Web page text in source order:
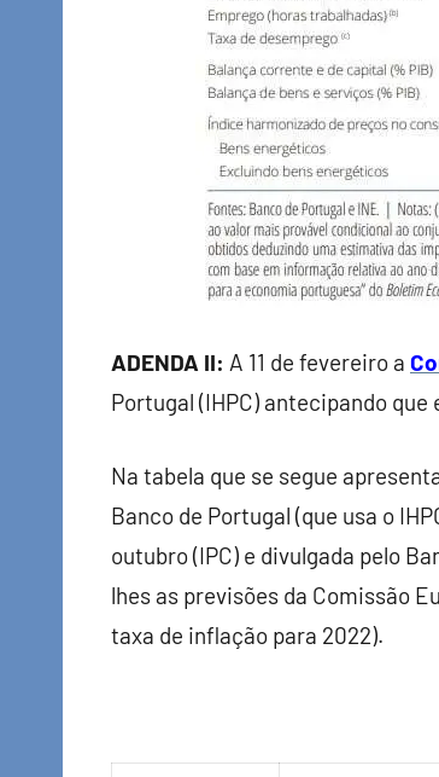
ADENDA II: A 11 de fevereiro a
Portugal (IHPC) antecipando que
Na tabela que se segue
Banco de Portugal (que usa o
outubro (IPC) e divulgada pelo
lhes as previsões da Comissão
taxa de inflação para 2022).